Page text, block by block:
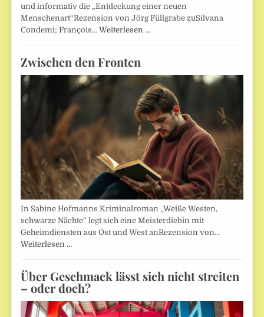
und informativ die „Entdeckung einer neuen
Menschenart“Rezension von Jörg Füllgrabe zuSilvana
Condemi; François…Weiterlesen …
Zwischen den Fronten
In Sabine Hofmanns Kriminalroman „Weiße Westen,
schwarze Nächte“ legt sich eine Meisterdiebin mit
Geheimdiensten aus Ost und West anRezension von…
Weiterlesen …
Über Geschmack lässt sich nicht streiten
– oder doch?